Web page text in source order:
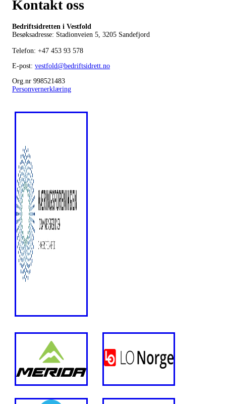
Kontakt oss
Bedriftsidretten i Vestfold
Besøksadresse: Stadionveien 5, 3205 Sandefjord
Telefon: +47 453 93 578
E-post: vestfold@bedriftsidrett.no
Org.nr 998521483
Personvernerklæring